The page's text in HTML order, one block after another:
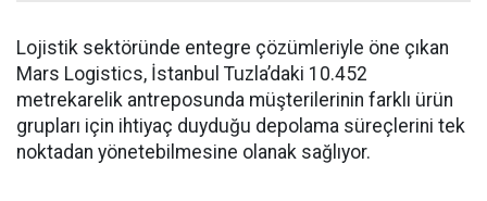
Lojistik sektöründe entegre çözümleriyle öne çıkan
Mars Logistics, İstanbul Tuzla’daki 10.452
metrekarelik antreposunda müşterilerinin farklı ürün
grupları için ihtiyaç duyduğu depolama süreçlerini tek
noktadan yönetebilmesine olanak sağlıyor.